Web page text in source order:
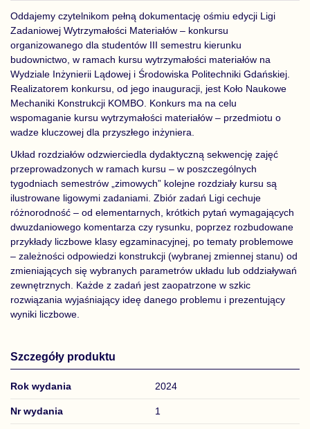
Oddajemy czytelnikom pełną dokumentację ośmiu edycji Ligi
Zadaniowej Wytrzymałości Materiałów – konkursu
organizowanego dla studentów III semestru kierunku
budownictwo, w ramach kursu wytrzymałości materiałów na
Wydziale Inżynierii Lądowej i Środowiska Politechniki Gdańskiej.
Realizatorem konkursu, od jego inauguracji, jest Koło Naukowe
Mechaniki Konstrukcji KOMBO. Konkurs ma na celu
wspomaganie kursu wytrzymałości materiałów – przedmiotu o
wadze kluczowej dla przyszłego inżyniera.
Układ rozdziałów odzwierciedla dydaktyczną sekwencję zajęć
przeprowadzonych w ramach kursu – w poszczególnych
tygodniach semestrów „zimowych” kolejne rozdziały kursu są
ilustrowane ligowymi zadaniami. Zbiór zadań Ligi cechuje
różnorodność – od elementarnych, krótkich pytań wymagających
dwuzdaniowego komentarza czy rysunku, poprzez rozbudowane
przykłady liczbowe klasy egzaminacyjnej, po tematy problemowe
– zależności odpowiedzi konstrukcji (wybranej zmiennej stanu) od
zmieniających się wybranych parametrów układu lub oddziaływań
zewnętrznych. Każde z zadań jest zaopatrzone w szkic
rozwiązania wyjaśniający ideę danego problemu i prezentujący
wyniki liczbowe.
Szczegóły produktu
Rok wydania 2024
Nr wydania 1